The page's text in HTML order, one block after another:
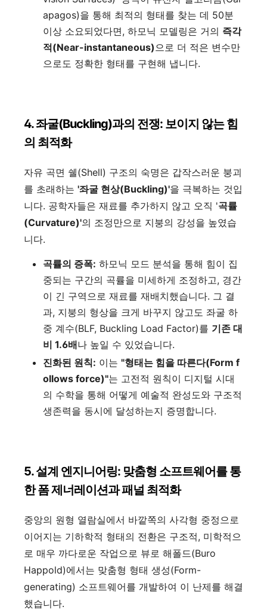
apagos)을 통해 최적의 형태를 찾는 데 50분
이상 소요되었다면, 하모닉 모델링은 거의 즉각
적(Near-instantaneous)으로 더 적은 변수만
으로도 정확한 형태를 구현해 냅니다.
4. 좌굴(Buckling)과의 전쟁: 보이지 않는 힘
의 최적화
자유 곡면 쉘(Shell) 구조의 숙명은 갑작스러운 붕괴
를 초래하는 '좌굴 현상(Buckling)'을 극복하는 것입
니다. 공학자들은 재료를 추가하지 않고 오직 '곡률
(Curvature)'의 조정만으로 지붕의 강성을 높였습
니다.
곡률의 증폭: 하모닉 모드 분석을 통해 힘이 집
중되는 구간의 곡률을 미세하게 조정하고, 경간
이 긴 구역으로 재료를 재배치했습니다. 그 결
과, 지붕의 형상을 크게 바꾸지 않고도 좌굴 하
중 계수(BLF, Buckling Load Factor)를 기존 대
비 1.6배나 높일 수 있었습니다.
진화된 원칙: 이는 "형태는 힘을 따른다(Form f
ollows force)"는 고전적 원칙이 디지털 시대
의 수학을 통해 어떻게 예술적 완성도와 구조적
생존력을 동시에 달성하는지 증명합니다.
5. 설계 엔지니어링: 맞춤형 소프트웨어를 통
한 폼 제너레이션과 패널 최적화
중앙의 원형 열람실에서 바깥쪽의 사각형 중정으로
이어지는 기하학적 형태의 전환은 구조적, 미학적으
로 매우 까다로운 작업으로 뷰로 해폴드(Buro
Happold)에서는 맞춤형 형태 생성(Form-
generating) 소프트웨어를 개발하여 이 난제를 해결
했습니다.